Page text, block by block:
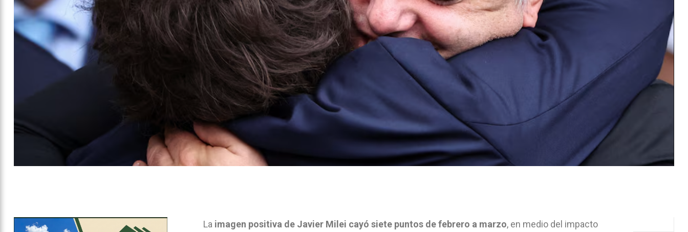
La imagen positiva de Javier Milei cayó siete puntos de febrero a marzo, en medio del impacto